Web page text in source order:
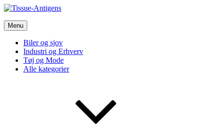
Skip
content
Tissue-Antigens
Vi bruger de bedste nyheder fra tech verdenen og meget mere
Menu
Biler og sjov
Industri og Erhverv
Tøj og Mode
Alle kategorier